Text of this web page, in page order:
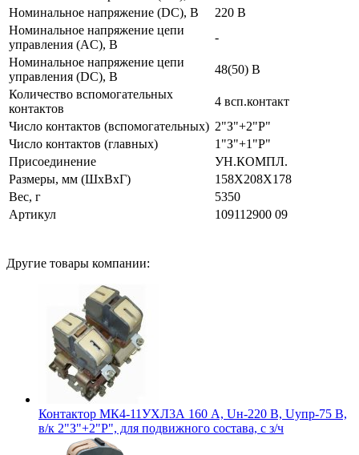
Номинальное напряжение (DC), В
220 В
Номинальное напряжение цепи
управления (AC), В
-
Номинальное напряжение цепи
управления (DC), В
48(50) В
Количество вспомогательных
контактов
4 всп.контакт
Число контактов (вспомогательных) 2"З"+2"Р"
Число контактов (главных)
1"З"+1"Р"
Присоединение
УН.КОМПЛ.
Размеры, мм (ШхВхГ)
158Х208Х178
Вес, г
5350
Артикул
109112900 09
Другие товары компании:
Контактор МК4-11УХЛ3А 160 А, Uн-220 В, Uупр-75 В,
в/к 2"З"+2"Р", для подвижного состава, с з/ч